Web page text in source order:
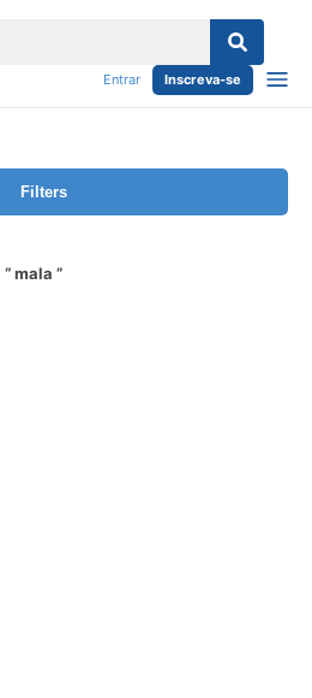
Entrar Inscreva-se
Filters
mala